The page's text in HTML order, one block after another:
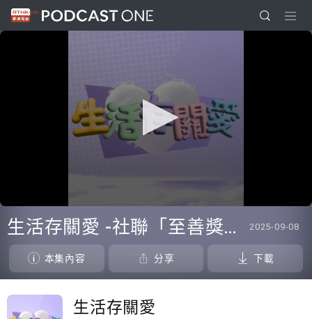
seconds
of
seconds
生活存關愛 -社聯「至善獎」得主 ：「明愛勞動友善社區計劃」 2025-09-08
本集內容 分享 下載
生活存關愛